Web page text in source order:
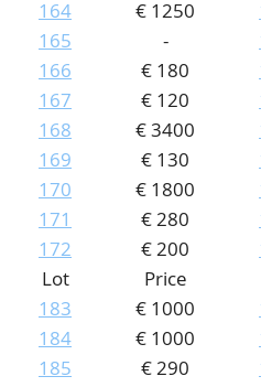
164
€ 1250
165
-
166
€ 180
167
€ 120
168
€ 3400
169
€ 130
170
€ 1800
171
€ 280
172
€ 200
Lot
Price
183
€ 1000
184
€ 1000
185
€ 290